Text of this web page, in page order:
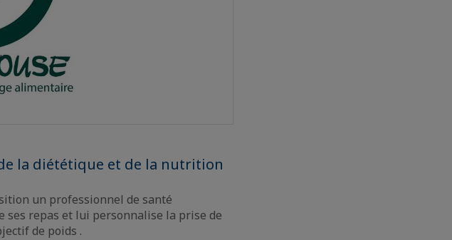
la diététique et de la nutrition
un professionnel de santé
repas et lui personnalise la prise de
de poids .